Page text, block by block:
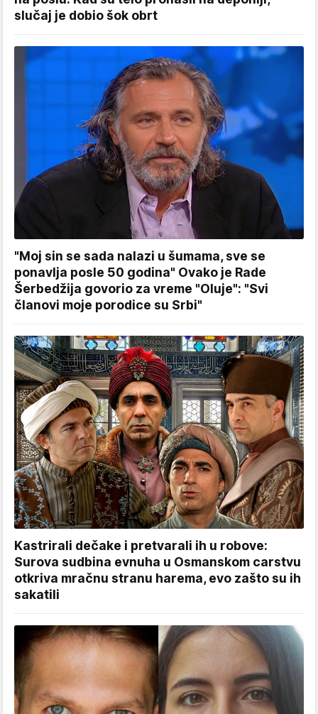
slučaj je dobio šok obrt
"Moj sin se sada nalazi u šumama, sve se
ponavlja posle 50 godina" Ovako je Rade
Šerbedžija govorio za vreme "Oluje": "Svi
članovi moje porodice su Srbi"
Kastrirali dečake i pretvarali ih u robove:
Surova sudbina evnuha u Osmanskom carstvu
otkriva mračnu stranu harema, evo zašto su ih
sakatili